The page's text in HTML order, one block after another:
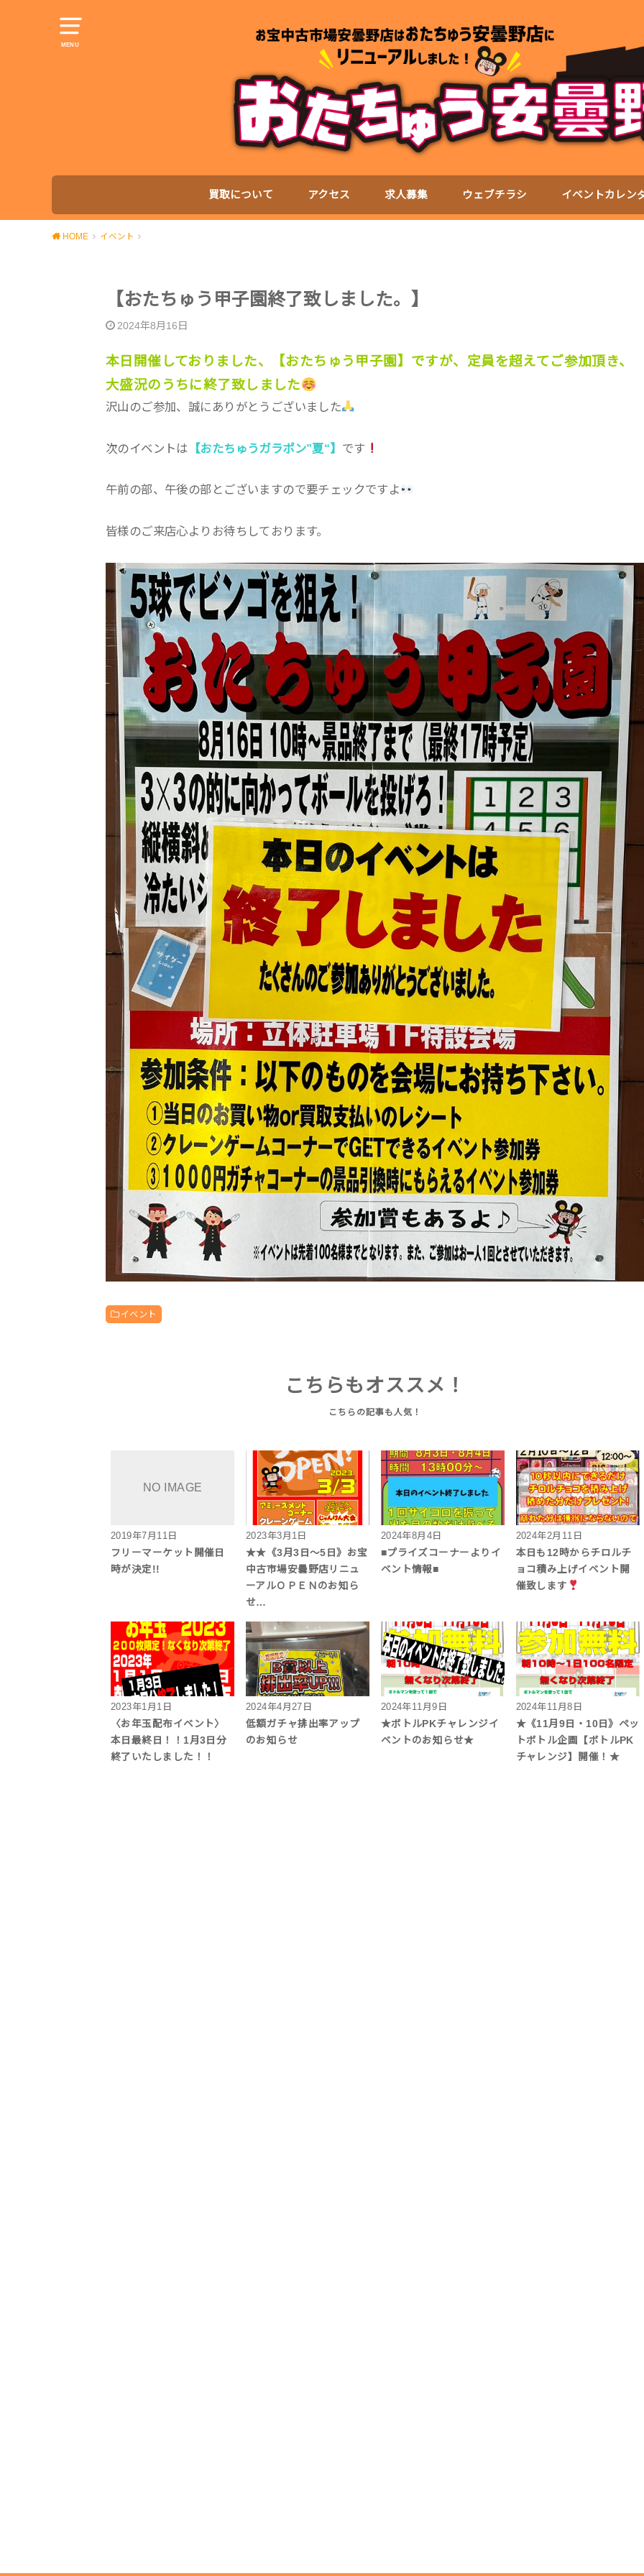
MENU
買取について アクセス 求人募集 ウェブチラシ イベントカレン
HOME イベント
【おたちゅう甲子園終了致しました。】
2024年8月16日
本日開催しておりました、【おたちゅう甲子園】ですが、定員を超えてご参加頂き、
大盛況のうちに終了致しました
沢山のご参加、誠にありがとうございました
次のイベントは 【おたちゅうガラポン”夏“】 です
午前の部、午後の部とございますので要チェックですよ
皆様のご来店心よりお待ちしております。
イベント
こちらもオススメ！
2019年7月11日
フリーマーケット開催日
時が決定!!
2023年3月1日
★★《3月3日～5日》お宝
中古市場安曇野店リニュ
ーアルＯＰＥＮのお知ら
せ…
2024年8月4日
■プライズコーナーよりイ
ベント情報■
2024年2月11日
本日も12時からチロルチ
ョコ積み上げイベント開
催致します
2023年1月1日
〈お年玉配布イベント〉
本日最終日！！1月3日分
終了いたしました！！
2024年4月27日
低額ガチャ排出率アップ
のお知らせ
2024年11月9日
★ボトルPKチャレンジイ
ベントのお知らせ★
2024年11月8日
★《11月9日・10日》ペッ
トボトル企画【ボトルPK
チャレンジ】開催！★